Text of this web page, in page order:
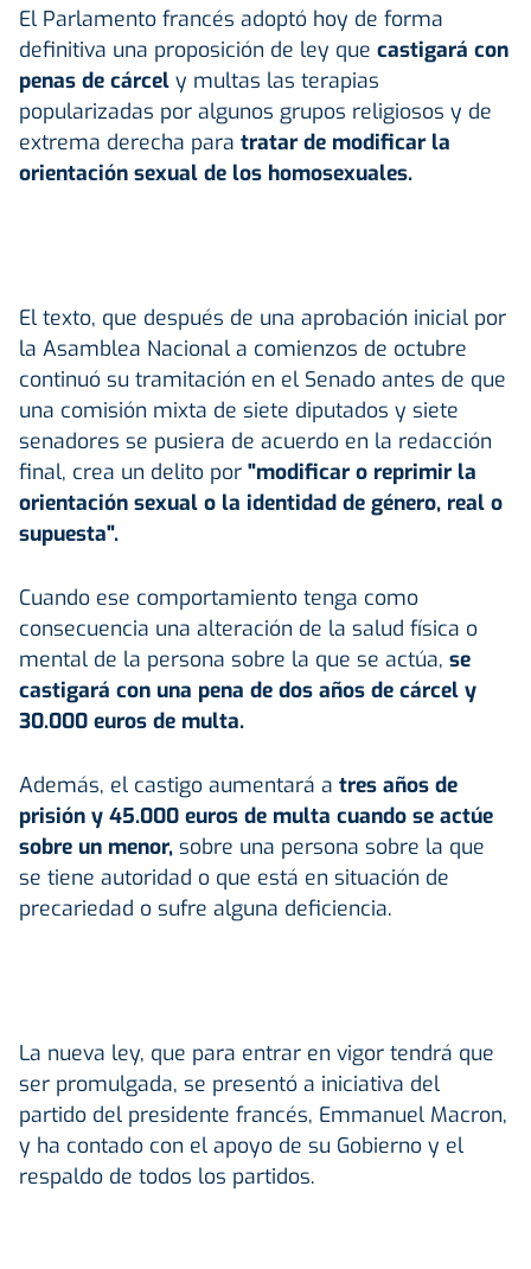
El Parlamento francés adoptó hoy de forma
definitiva una proposición de ley que castigará con
penas de cárcel y multas las terapias
popularizadas por algunos grupos religiosos y de
extrema derecha para tratar de modificar la
orientación sexual de los homosexuales.
El texto, que después de una aprobación inicial por
la Asamblea Nacional a comienzos de octubre
continuó su tramitación en el Senado antes de que
una comisión mixta de siete diputados y siete
senadores se pusiera de acuerdo en la redacción
final, crea un delito por "modificar o reprimir la
orientación sexual o la identidad de género, real o
supuesta".
Cuando ese comportamiento tenga como
consecuencia una alteración de la salud física o
mental de la persona sobre la que se actúa, se
castigará con una pena de dos años de cárcel y
30.000 euros de multa.
Además, el castigo aumentará a tres años de
prisión y 45.000 euros de multa cuando se actúe
sobre un menor, sobre una persona sobre la que
se tiene autoridad o que está en situación de
precariedad o sufre alguna deficiencia.
La nueva ley, que para entrar en vigor tendrá que
ser promulgada, se presentó a iniciativa del
partido del presidente francés, Emmanuel Macron,
y ha contado con el apoyo de su Gobierno y el
respaldo de todos los partidos.